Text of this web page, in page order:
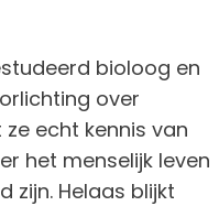
bioloog en
over
echt kennis van
het menselijk leven
zijn. Helaas blijkt